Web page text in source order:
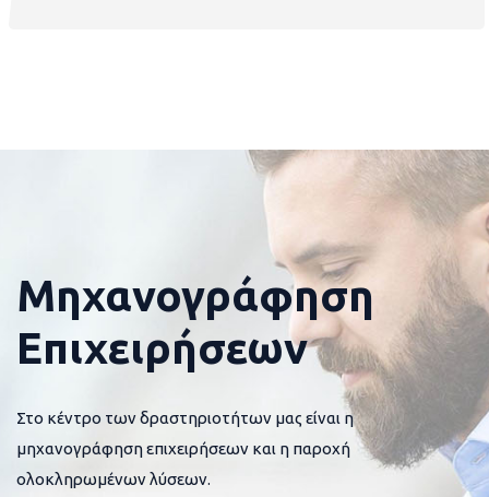
Μηχανογράφηση
Επιχειρήσεων
Στο κέντρο των δραστηριοτήτων μας είναι η
μηχανογράφηση επιχειρήσεων και η παροχή
ολοκληρωμένων λύσεων.